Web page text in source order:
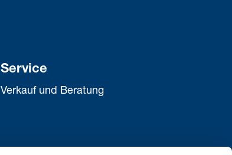
Service
Verkauf und Beratung